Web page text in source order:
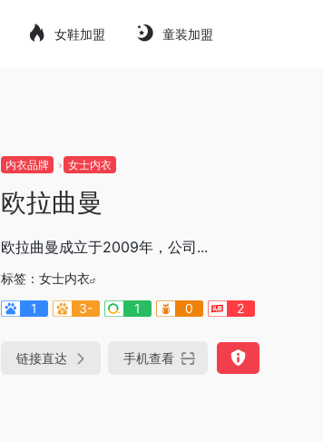
女鞋加盟 童装加盟
内衣品牌 女士内衣
欧拉曲曼
欧拉曲曼成立于2009年，公司...
标签： 女士内衣
1
3- 1 0 2
链接直达 手机查看